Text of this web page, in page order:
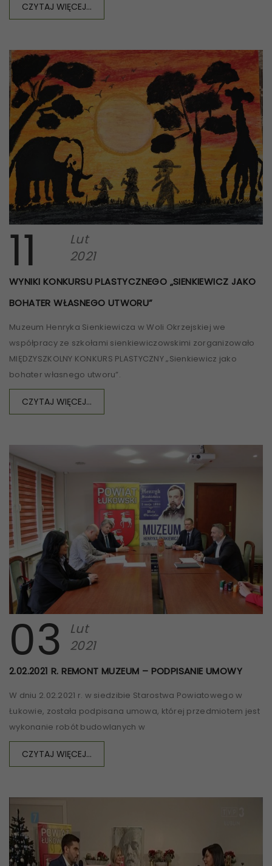
CZYTAJ WIĘCEJ...
11
Lut
2021
WYNIKI KONKURSU PLASTYCZNEGO „SIENKIEWICZ JAKO
BOHATER WŁASNEGO UTWORU”
Muzeum Henryka Sienkiewicza w Woli Okrzejskiej we
współpracy ze szkołami sienkiewiczowskimi zorganizowało
MIĘDZYSZKOLNY KONKURS PLASTYCZNY „Sienkiewicz jako
bohater własnego utworu”.
CZYTAJ WIĘCEJ...
03
Lut
2021
2.02.2021 R. REMONT MUZEUM – PODPISANIE UMOWY
W dniu 2.02.2021 r. w siedzibie Starostwa Powiatowego w
Łukowie, została podpisana umowa, której przedmiotem jest
wykonanie robót budowlanych w
CZYTAJ WIĘCEJ...